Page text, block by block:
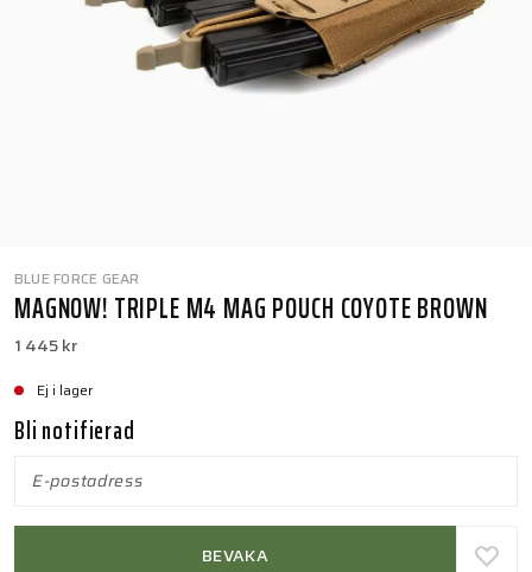
BLUE FORCE GEAR
MAGNOW! TRIPLE M4 MAG POUCH COYOTE BROWN
1 445 kr
Ej i lager
Bli notifierad
BEVAKA